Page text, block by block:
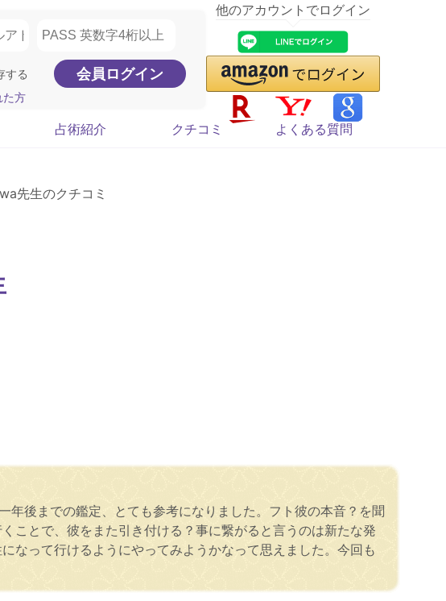
する
た方
他のアカウントでログイン
占術紹介 クチコミ よくある質問
先生のクチコミ
後までの鑑定、とても参考になりました。フト彼の本音？を聞
ことで、彼をまた引き付ける？事に繋がると言うのは新たな発
なって行けるようにやってみようかなって思えました。今回も